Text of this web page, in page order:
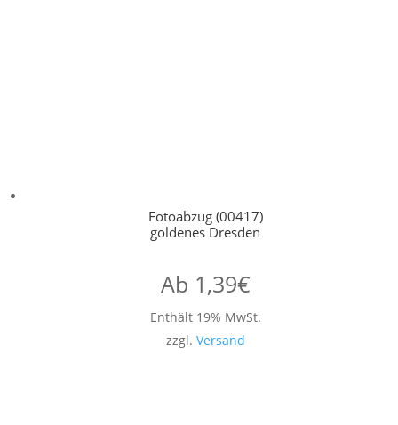
Fotoabzug (00417)
goldenes Dresden
Ab 1,39€
Enthält 19% MwSt.
zzgl. Versand